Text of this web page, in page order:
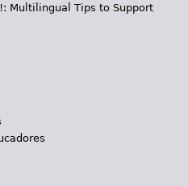
Multilingual Tips to Support